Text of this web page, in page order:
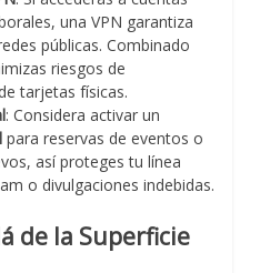
una VPN garantiza
públicas. Combinado
riesgos de
tarjetas físicas.
: Considera activar un
para reservas de eventos o
así proteges tu línea
o divulgaciones indebidas.
de la Superficie